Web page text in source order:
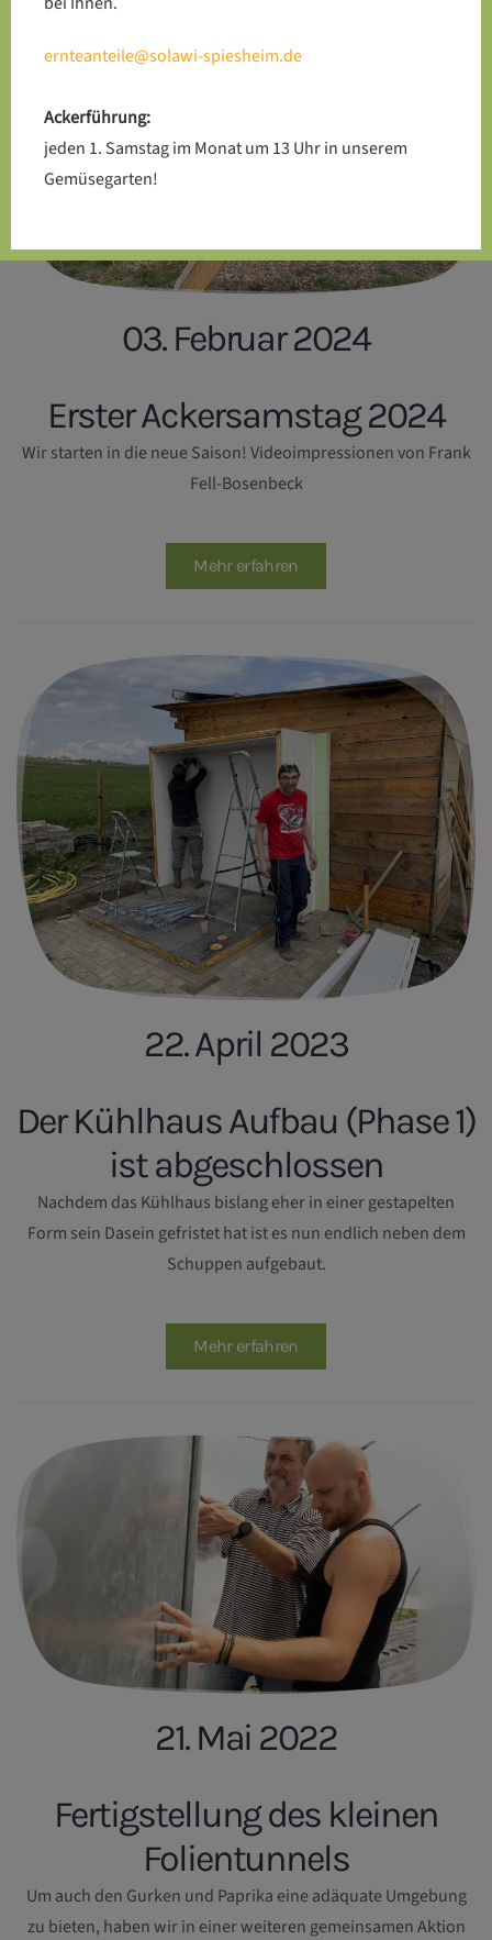
03. Februar 2024
Erster Ackersamstag 2024
Wir starten in die neue Saison! Videoimpressionen von Frank
Fell-Bosenbeck
Mehr erfahren
22. April 2023
Der Kühlhaus Aufbau (Phase 1)
ist abgeschlossen
Nachdem das Kühlhaus bislang eher in einer gestapelten
Form sein Dasein gefristet hat ist es nun endlich neben dem
Schuppen aufgebaut.
Mehr erfahren
21. Mai 2022
Fertigstellung des kleinen
Folientunnels
Um auch den Gurken und Paprika eine adäquate Umgebung
zu bieten, haben wir in einer weiteren gemeinsamen Aktion
ernteanteile@solawi-spiesheim.de
Ackerführung:
jeden 1. Samstag im Monat um 13 Uhr in unserem
Gemüsegarten!